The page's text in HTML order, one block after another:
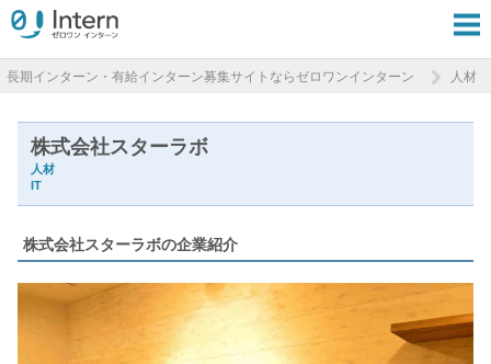
長期インターン・有給インターン募集サイトならゼロワンインターン 人材
株式会社スターラボ
人材
IT
株式会社スターラボの企業紹介